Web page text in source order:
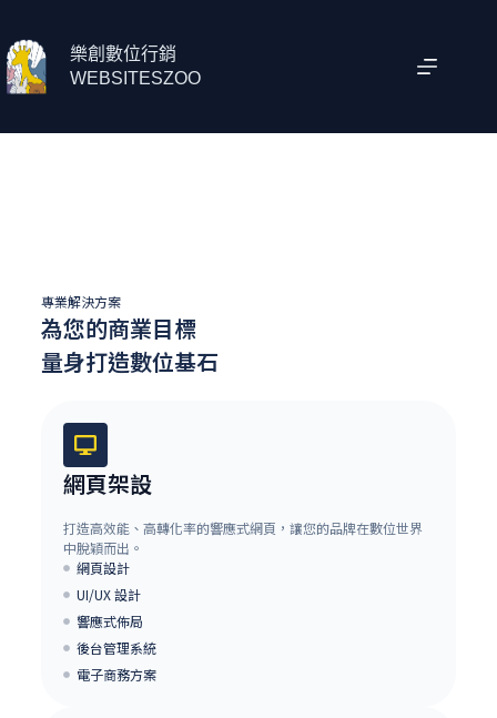
樂創數位行銷
WEBSITESZOO
專業解決方案
為您的商業目標
量身打造數位基石
網頁架設
打造高效能、高轉化率的響應式網頁，讓您的品牌在數位世界
中脫穎而出。
網頁設計
UI/UX 設計
響應式佈局
後台管理系統
電子商務方案